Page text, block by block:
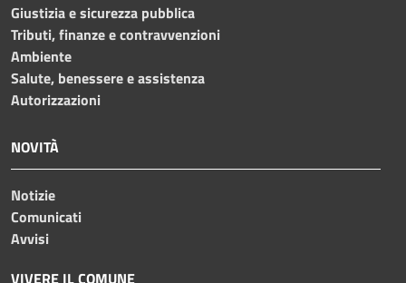
Giustizia e sicurezza pubblica
Tributi, finanze e contravvenzioni
Ambiente
Salute, benessere e assistenza
Autorizzazioni
NOVITÀ
Notizie
Comunicati
Avvisi
VIVERE IL COMUNE